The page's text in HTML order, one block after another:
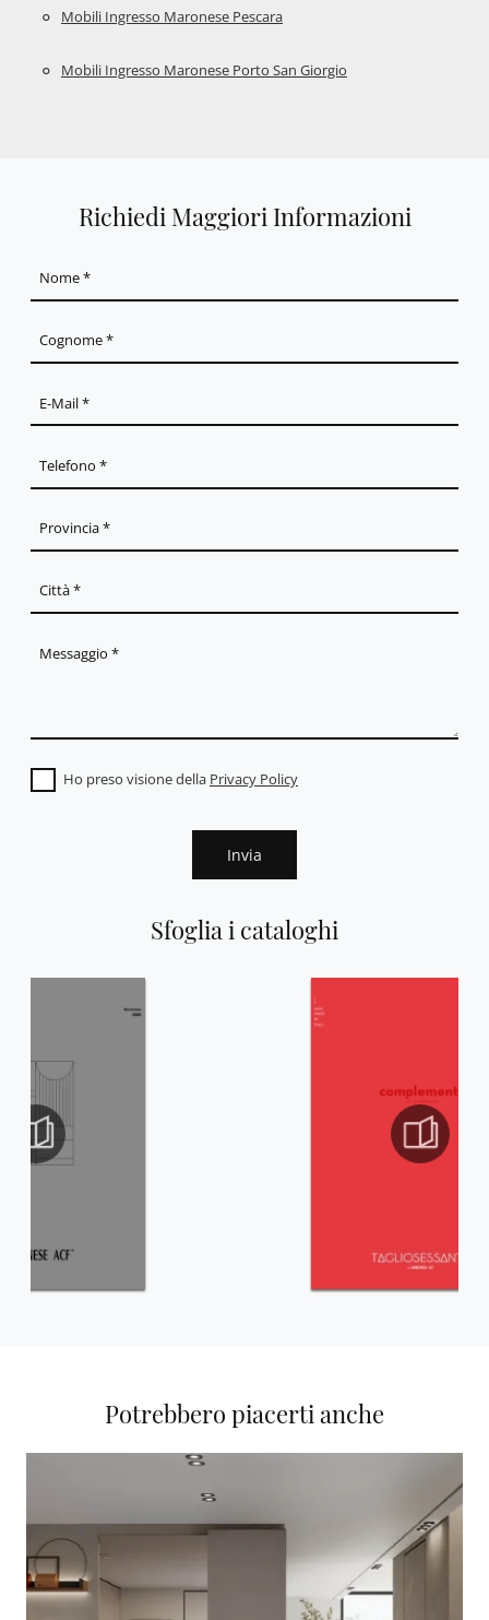
Mobili Ingresso Maronese Pescara
Mobili Ingresso Maronese Porto San Giorgio
Sfoglia i cataloghi
Richiedi Maggiori Informazioni
Ho preso visione della Privacy Policy
Invia
Potrebbero piacerti anche